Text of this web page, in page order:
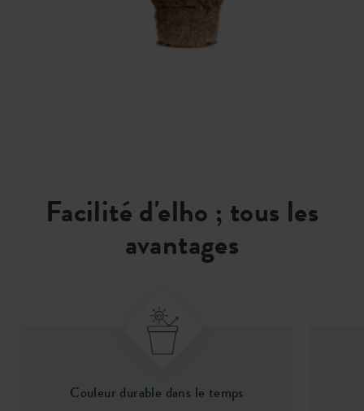
Facilité d'elho ; tous les
avantages
Couleur durable dans le temps